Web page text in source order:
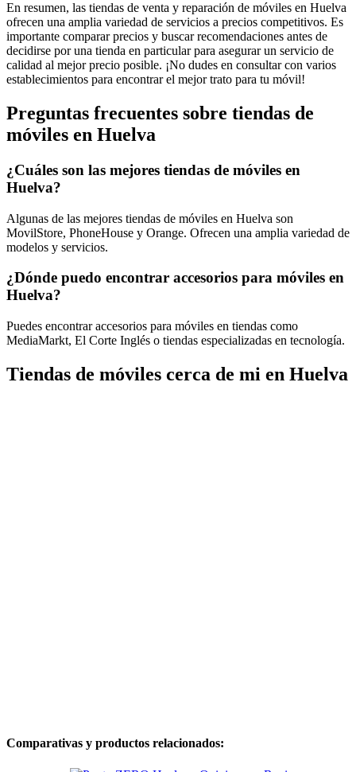
En resumen, las tiendas de venta y reparación de móviles en Huelva
ofrecen una amplia variedad de servicios a precios competitivos. Es
importante comparar precios y buscar recomendaciones antes de
decidirse por una tienda en particular para asegurar un servicio de
calidad al mejor precio posible. ¡No dudes en consultar con varios
establecimientos para encontrar el mejor trato para tu móvil!
Preguntas frecuentes sobre tiendas de
móviles en Huelva
¿Cuáles son las mejores tiendas de móviles en
Huelva?
Algunas de las mejores tiendas de móviles en Huelva son
MovilStore, PhoneHouse y Orange. Ofrecen una amplia variedad de
modelos y servicios.
¿Dónde puedo encontrar accesorios para móviles en
Huelva?
Puedes encontrar accesorios para móviles en tiendas como
MediaMarkt, El Corte Inglés o tiendas especializadas en tecnología.
Tiendas de móviles cerca de mi en Huelva
Comparativas y productos relacionados: